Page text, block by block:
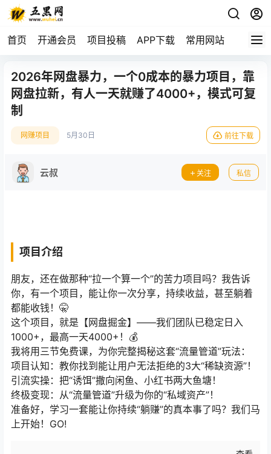
首页 开通会员 项目投稿 APP下载 常用网站
2026年网盘暴力，一个0成本的暴力项目，靠
网盘拉新，有人一天就赚了4000+，模式可复
制
网赚项目 5月30日 前往下载
云叔 关注 私信
项目介绍
朋友，还在做那种“拉一个算一个”的苦力项目吗？我告诉
你，有一个项目，能让你一次分享，持续收益，甚至躺着
都能收钱！🤫
这个项目，就是【网盘掘金】——我们团队已稳定日入
1000+，最高一天4000+！💰
我将用三节免费课，为你完整揭秘这套“流量管道”玩法：
项目认知：教你找到能让用户无法拒绝的3大“稀缺资源”！
引流实操：把“诱饵”撒向闲鱼、小红书两大鱼塘！
终极变现：从“流量管道”升级为你的“私域资产”！
准备好，学习一套能让你持续“躺赚”的真本事了吗？我们马
上开始！GO!